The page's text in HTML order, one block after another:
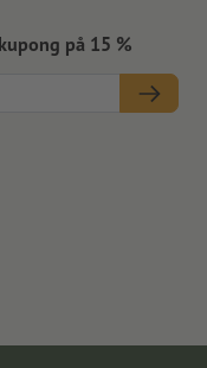
på 15 %